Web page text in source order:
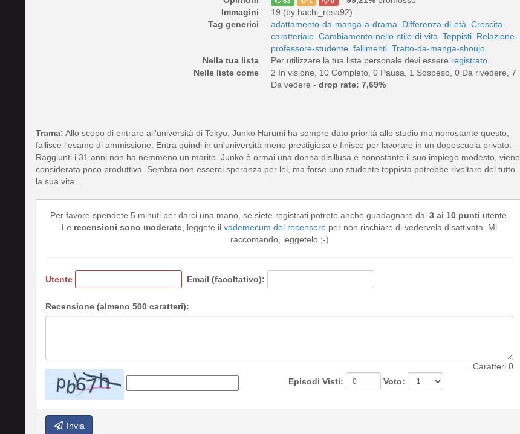
Immagini
19 (by hachi_rosa92)
Tag generici
adattamento-da-manga-a-drama Differenza-di-età Crescita-
caratteriale Cambiamento-nello-stile-di-vita Teppisti Relazione-
professore-studente fallimenti Tratto-da-manga-shoujo
Nella tua lista
Per utilizzare la tua lista personale devi essere registrato
Nelle liste come
2 In visione, 10 Completo, 0 Pausa, 1 Sospeso, 0 Da rivedere, 7
Da vedere - drop rate: 7,69%
Trama: Allo scopo di entrare all'università di Tokyo, Junko Harumi ha sempre dato priorità allo studio ma nonostante questo,
fallisce l'esame di ammissione. Entra quindi in un'università meno prestigiosa e finisce per lavorare in un doposcuola privato.
Raggiunti i 31 anni non ha nemmeno un marito. Junko è ormai una donna disillusa e nonostante il suo impiego modesto, viene
considerata poco produttiva. Sembra non esserci speranza per lei, ma forse uno studente teppista potrebbe rivoltare del tutto
la sua vita...
Per favore spendete 5 minuti per darci una mano, se siete registrati potrete anche guadagnare dai 3 ai 10 punti utente.
Le recensioni sono moderate , leggete il vademecum del recensore per non rischiare di vedervela disattivata. Mi
raccomando, leggetelo ;-)
Utente Email (facoltativo):
Recensione (almeno 500 caratteri):
Caratteri 0
Episodi Visti:
Voto:
Invia